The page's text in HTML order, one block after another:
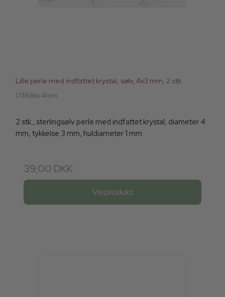
Lille perle med indfattet krystal, sølv, 4x3 mm, 2 stk
1746Bss-4mm
2 stk., sterlingsølv perle med indfattet krystal, diameter 4
mm, tykkelse 3 mm, huldiameter 1 mm.
39,00 DKK
Vis produkt